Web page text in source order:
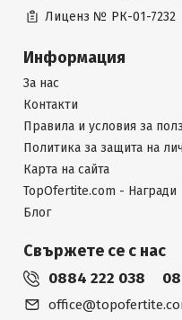
Лиценз № РК-01-7232
Информация
За нас
Контакти
Правила и условия за
Политика за защита на
Карта на сайта
TopOfertite.com - Награди
Блог
Свържете се с нас
0884 222 038